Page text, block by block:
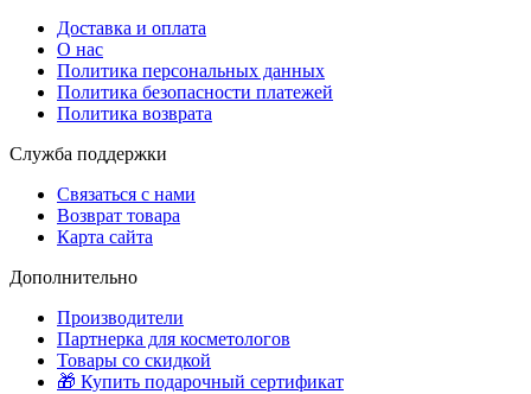
Доставка и оплата
О нас
Политика персональных данных
Политика безопасности платежей
Политика возврата
Служба поддержки
Связаться с нами
Возврат товара
Карта сайта
Дополнительно
Производители
Партнерка для косметологов
Товары со скидкой
🎁 Купить подарочный сертификат